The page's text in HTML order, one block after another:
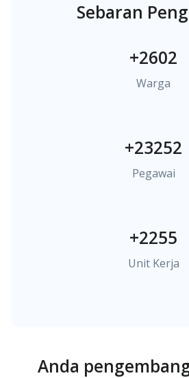
Sebaran
+2602
Warga
+23252
Pegawai
+2255
Unit Kerja
Anda